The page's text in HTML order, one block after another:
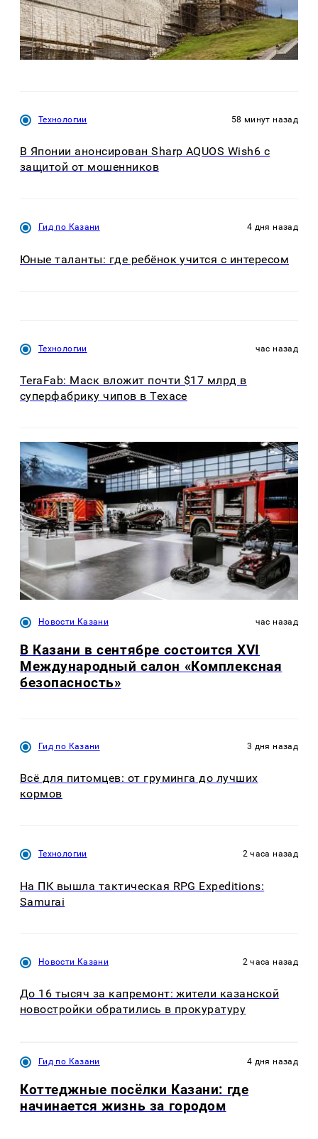
Технологии 58 минут назад
В Японии анонсирован Sharp AQUOS Wish6 с
защитой от мошенников
Гид по Казани 4 дня назад
Юные таланты: где ребёнок учится с интересом
Технологии час назад
TeraFab: Маск вложит почти $17 млрд в
суперфабрику чипов в Техасе
Новости Казани час назад
В Казани в сентябре состоится XVI
Международный салон «Комплексная
безопасность»
Гид по Казани 3 дня назад
Всё для питомцев: от груминга до лучших
кормов
Технологии 2 часа назад
На ПК вышла тактическая RPG Expeditions:
Samurai
Новости Казани 2 часа назад
До 16 тысяч за капремонт: жители казанской
новостройки обратились в прокуратуру
Гид по Казани 4 дня назад
Коттеджные посёлки Казани: где
начинается жизнь за городом